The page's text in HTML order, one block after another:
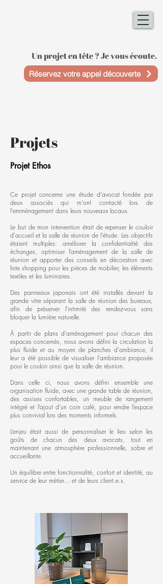
Un projet en tête ? Je vous écoute.
Réservez votre appel découverte
Projets
Projet Ethos
Ce projet concerne une étude d'avocat fondée par
deux associés qui m'ont contacté lors de
l'emménagement dans leurs nouveaux locaux.
Le but de mon intervention était de repenser le couloir
d'accueil et la salle de réunion de l'étude. Les objectifs
étaient multiples: améliorer la confidentialité des
échanges, optimiser l’aménagement de la salle de
réunion et apporter des conseils en décoration avec
liste shopping pour les pièces de mobilier, les éléments
textiles et les luminaires.
Des panneaux japonais ont été installés devant la
grande vitre séparant la salle de réunion des bureaux,
afin de préserver l’intimité des rendez-vous sans
bloquer la lumière naturelle.
À partir de plans d'aménagement pour chacun des
espaces concernés, nous avons défini la circulation la
plus fluide et au moyen de planches d'ambiance, il
leur a été possible de visualiser l'ambiance proposée
pour le couloir ainsi que la salle de réunion.
Dans celle ci, nous avons défini ensemble une
organisation fluide, avec une grande table de réunion,
des assises confortables, un meuble de rangement
intégré et l’ajout d’un coin café, pour rendre l’espace
plus convivial lors des moments informels.
L’enjeu était aussi de personnaliser le lieu selon les
goûts de chacun des deux avocats, tout en
maintenant une atmosphère professionnelle, sobre et
accueillante.
Un équilibre entre fonctionnalité, confort et identité, au
service de leur métier… et de leurs client.e.s.